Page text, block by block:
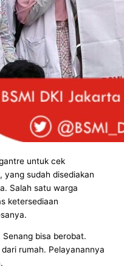
untuk cek
yang sudah disediakan
Salah satu warga
ketersediaan
bisa berobat.
rumah. Pelayanannya